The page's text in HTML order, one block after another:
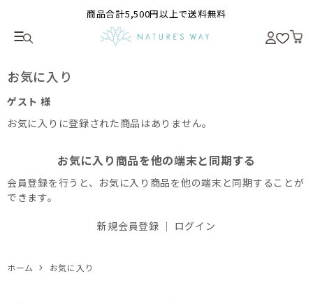
商品合計5,500円以上で送料無料
お気に入り
ゲスト 様
お気に入りに登録された商品はありません。
ホーム お気に入り
お気に入り商品を他の端末と同期する
会員登録を行うと、お気に入り商品を他の端末と同期することが
できます。
新規会員登録 ｜ ログイン